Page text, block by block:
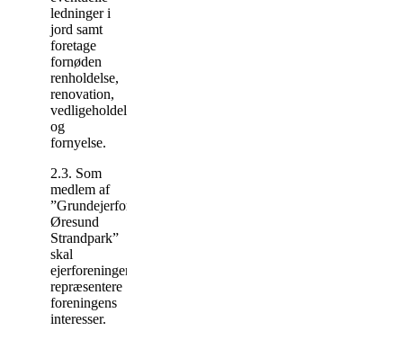
ledninger i
jord samt
foretage
fornøden
renholdelse,
renovation,
vedligeholdelse
og
fornyelse.
2.3. Som
medlem af
”Grundejerforeningen
Øresund
Strandpark”
skal
ejerforeningen
repræsentere
foreningens
interesser.